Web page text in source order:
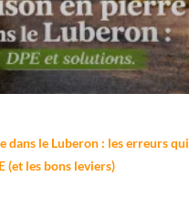
dans le Luberon : les erreurs qui
(et les bons leviers)